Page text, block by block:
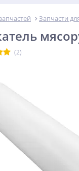
Запчасти
(2)